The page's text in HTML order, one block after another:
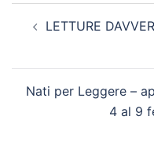
articolo
LETTURE
Nati per Leggere –
4 al 9